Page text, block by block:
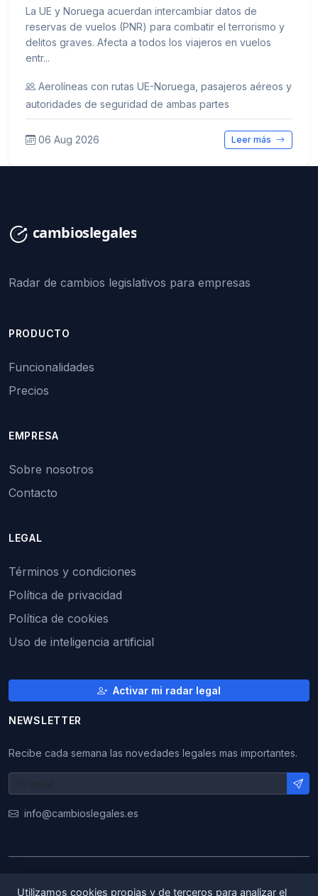
La UE y Noruega acuerdan intercambiar datos de
reservas de vuelos (PNR) para combatir el terrorismo y
delitos graves. Afecta a todos los viajeros en vuelos
entr...
Aerolíneas con rutas UE-Noruega, pasajeros aéreos y
autoridades de seguridad de ambas partes
06 Aug 2026 Leer más
Radar de cambios legislativos para empresas
PRODUCTO
Funcionalidades
Precios
EMPRESA
Sobre nosotros
Contacto
LEGAL
Términos y condiciones
Política de privacidad
Política de cookies
Uso de inteligencia artificial
Activar mi radar legal
NEWSLETTER
Recibe cada semana las novedades legales mas importantes.
info@cambioslegales.es
Utilizamos cookies propias y de terceros para analizar el